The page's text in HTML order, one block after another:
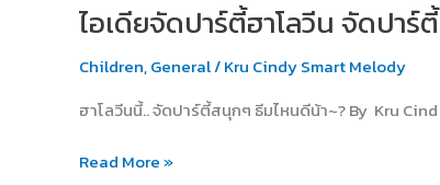
ไอเดียจัดปาร์ตี้ฮาโลวีน จัดปา
Children,General/Kru Cindy Smart Melody
ฮาโลวีนนี้.. จัดปาร์ตี้สนุกๆ ธีมไหนดีน้า~? By Kru
จัด
ฮาโลวีน
ปาร์ตี้
ธีม
Read More »